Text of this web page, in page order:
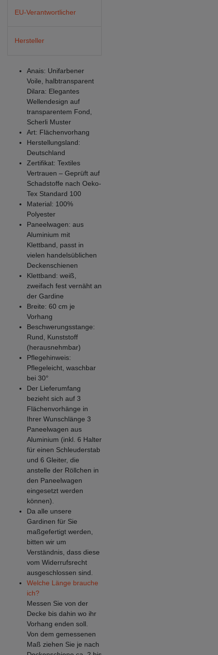
EU-Verantwortlicher
Hersteller
Anais: Unifarbener
Voile, halbtransparent
Dilara: Elegantes
Wellendesign auf
transparentem Fond,
Scherli Muster
Art: Flächenvorhang
Herstellungsland:
Deutschland
Zertifikat: Textiles
Vertrauen – Geprüft auf
Schadstoffe nach Oeko-
Tex Standard 100
Material: 100%
Polyester
Paneelwagen: aus
Aluminium mit
Klettband, passt in
vielen handelsüblichen
Deckenschienen
Klettband: weiß,
zweifach fest vernäht an
der Gardine
Breite: 60 cm je
Vorhang
Beschwerungsstange:
Rund, Kunststoff
(herausnehmbar)
Pflegehinweis:
Pflegeleicht, waschbar
bei 30°
Der Lieferumfang
bezieht sich auf 3
Flächenvorhänge in
Ihrer Wunschlänge 3
Paneelwagen aus
Aluminium (inkl. 6 Halter
für einen Schleuderstab
und 6 Gleiter, die
anstelle der Röllchen in
den Paneelwagen
eingesetzt werden
können).
Da alle unsere
Gardinen für Sie
maßgefertigt werden,
bitten wir um
Verständnis, dass diese
vom Widerrufsrecht
ausgeschlossen sind.
Welche Länge brauche
ich?
Messen Sie von der
Decke bis dahin wo ihr
Vorhang enden soll.
Von dem gemessenen
Maß ziehen Sie je nach